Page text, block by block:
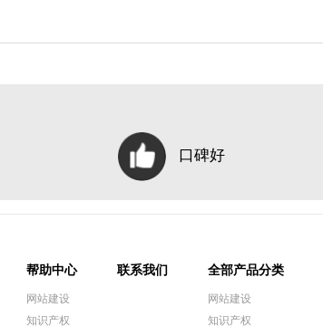
口碑好
帮助中心
网站建设
知识产权
联系我们 全部产品分类
网站建设
知识产权